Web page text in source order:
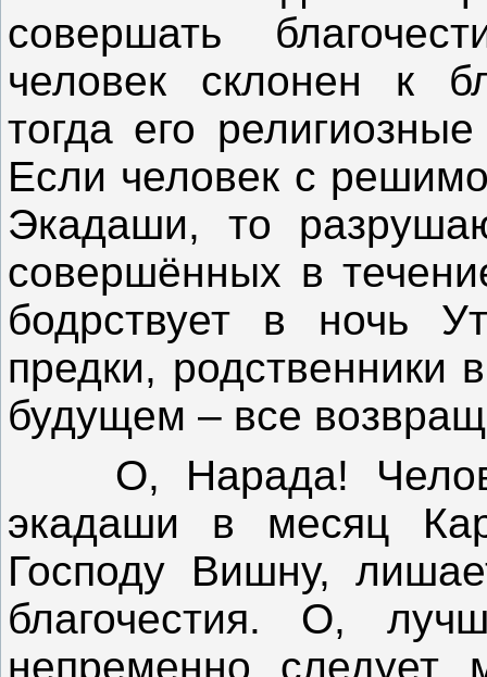
совершать
человек склонен к
тогда его
Если человек с
Экадаши, то
совершённых в
бодрствует в ночь
предки, родственники
будущем – все
О, Нарада!
экадаши в месяц
Господу Вишну,
благочестия. О,
непременно следует